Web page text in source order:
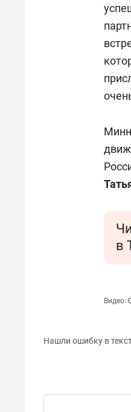
в
Видео:
Нашли ошибку в